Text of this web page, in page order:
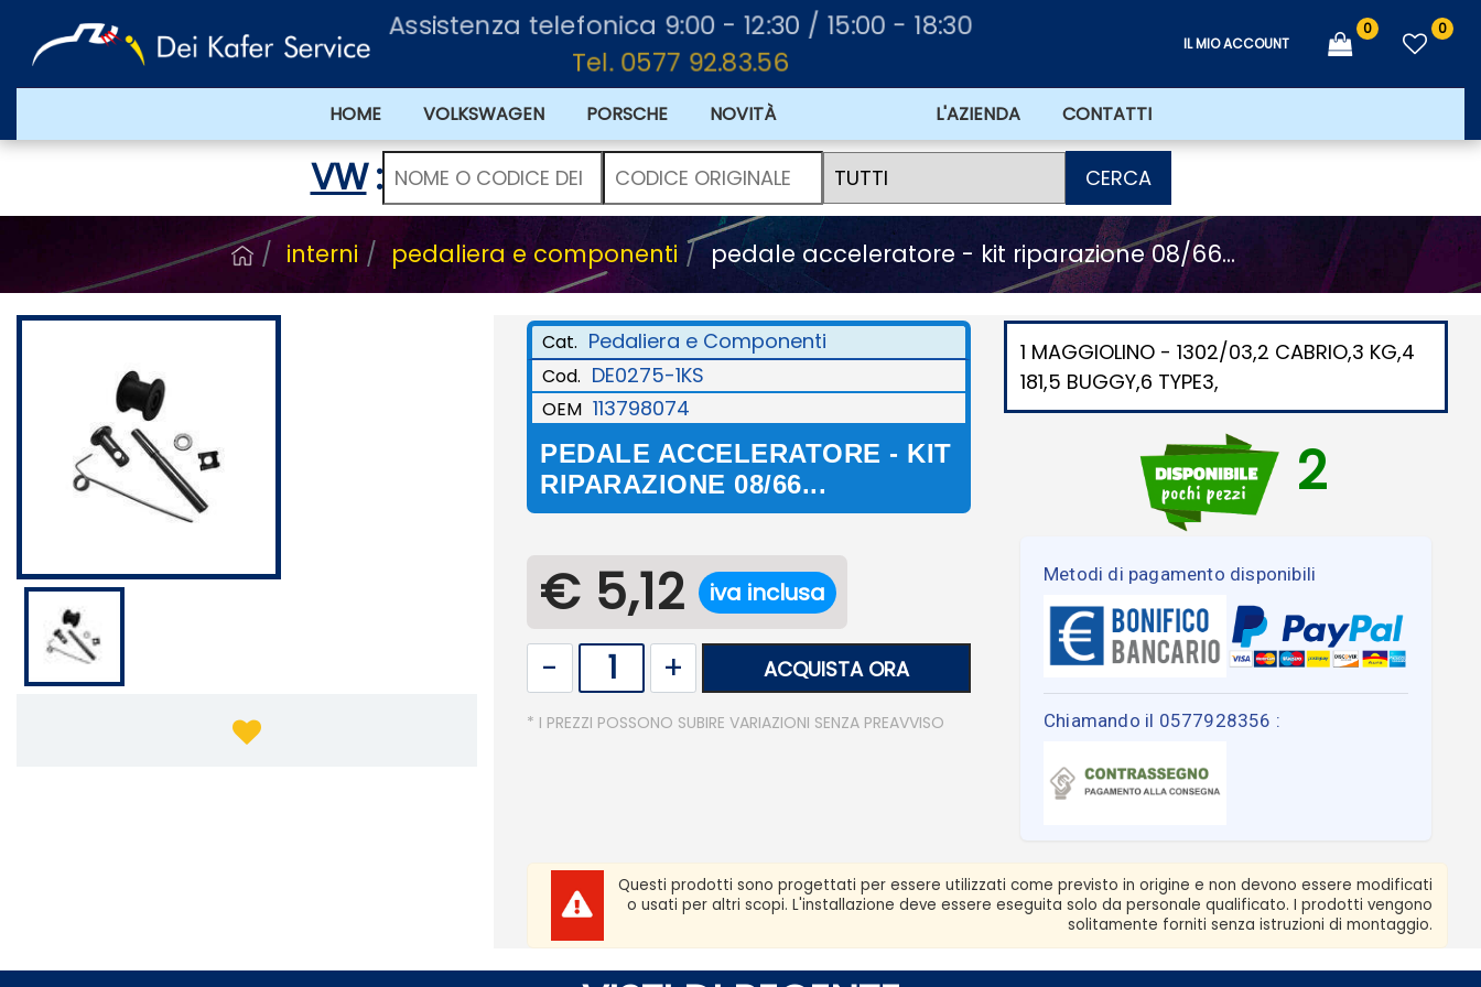
Assistenza telefonica 9:00 - 12:30 / 15:00 - 18:30
Tel. 0577 92.83.56
IL MIO ACCOUNT
0 0
HOME VOLKSWAGEN PORSCHE NOVITÀ L'AZIENDA CONTATTI
VW: CERCA
interni pedaliera e componenti pedale acceleratore - kit riparazione 08/66...
Cat. Pedaliera e Componenti
Cod. DE0275-1KS
OEM 113798074
PEDALE ACCELERATORE - KIT
RIPARAZIONE 08/66...
€ 5,12 iva inclusa
ACQUISTA ORA
* I PREZZI POSSONO SUBIRE VARIAZIONI SENZA PREAVVISO
1 MAGGIOLINO - 1302/03,2 CABRIO,3 KG,4
181,5 BUGGY,6 TYPE3,
2
Metodi di pagamento disponibili
Chiamando il 0577928356 :
Questi prodotti sono progettati per essere utilizzati come previsto in origine e non devono essere modificati
o usati per altri scopi. L'installazione deve essere eseguita solo da personale qualificato. I prodotti vengono
solitamente forniti senza istruzioni di montaggio.